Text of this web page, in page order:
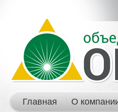
Главная О